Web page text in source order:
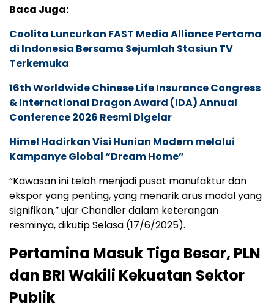
Baca Juga:
Coolita Luncurkan FAST Media Alliance Pertama
di Indonesia Bersama Sejumlah Stasiun TV
Terkemuka
16th Worldwide Chinese Life Insurance Congress
& International Dragon Award (IDA) Annual
Conference 2026 Resmi Digelar
Himel Hadirkan Visi Hunian Modern melalui
Kampanye Global “Dream Home”
“Kawasan ini telah menjadi pusat manufaktur dan
ekspor yang penting, yang menarik arus modal yang
signifikan,” ujar Chandler dalam keterangan
resminya, dikutip Selasa (17/6/2025).
Pertamina Masuk Tiga Besar, PLN
dan BRI Wakili Kekuatan Sektor
Publik